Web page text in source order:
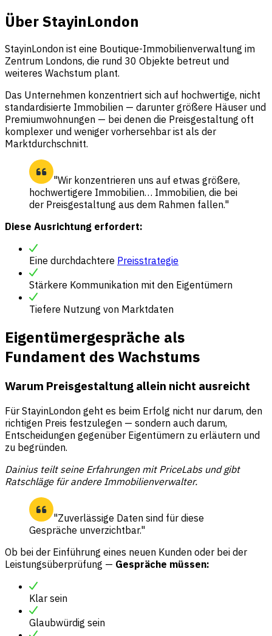
Über StayinLondon
StayinLondon ist eine Boutique-Immobilienverwaltung im
Zentrum Londons, die rund 30 Objekte betreut und
weiteres Wachstum plant.
Das Unternehmen konzentriert sich auf hochwertige, nicht
standardisierte Immobilien — darunter größere Häuser und
Premiumwohnungen — bei denen die Preisgestaltung oft
komplexer und weniger vorhersehbar ist als der
Marktdurchschnitt.
"Wir konzentrieren uns auf etwas größere,
hochwertigere Immobilien… Immobilien, die bei
der Preisgestaltung aus dem Rahmen fallen."
Diese Ausrichtung erfordert:
Eine durchdachtere Preisstrategie
Stärkere Kommunikation mit den Eigentümern
Tiefere Nutzung von Marktdaten
Eigentümergespräche als
Fundament des Wachstums
Warum Preisgestaltung allein nicht ausreicht
Für StayinLondon geht es beim Erfolg nicht nur darum, den
richtigen Preis festzulegen — sondern auch darum,
Entscheidungen gegenüber Eigentümern zu erläutern und
zu begründen.
Dainius teilt seine Erfahrungen mit PriceLabs und gibt
Ratschläge für andere Immobilienverwalter.
"Zuverlässige Daten sind für diese
Gespräche unverzichtbar."
Ob bei der Einführung eines neuen Kunden oder bei der
Leistungsüberprüfung — Gespräche müssen:
Klar sein
Glaubwürdig sein